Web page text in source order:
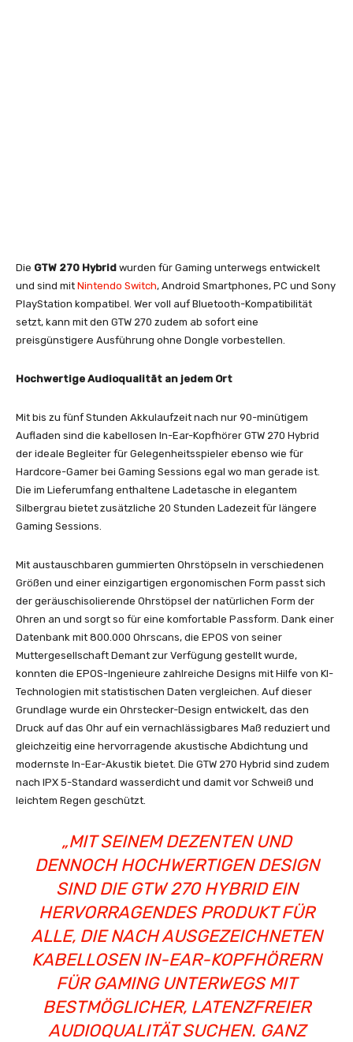
Die GTW 270 Hybrid wurden für Gaming unterwegs entwickelt
und sind mit Nintendo Switch, Android Smartphones, PC und Sony
PlayStation kompatibel. Wer voll auf Bluetooth-Kompatibilität
setzt, kann mit den GTW 270 zudem ab sofort eine
preisgünstigere Ausführung ohne Dongle vorbestellen.
Hochwertige Audioqualität an jedem Ort
Mit bis zu fünf Stunden Akkulaufzeit nach nur 90-minütigem
Aufladen sind die kabellosen In-Ear-Kopfhörer GTW 270 Hybrid
der ideale Begleiter für Gelegenheitsspieler ebenso wie für
Hardcore-Gamer bei Gaming Sessions egal wo man gerade ist.
Die im Lieferumfang enthaltene Ladetasche in elegantem
Silbergrau bietet zusätzliche 20 Stunden Ladezeit für längere
Gaming Sessions.
Mit austauschbaren gummierten Ohrstöpseln in verschiedenen
Größen und einer einzigartigen ergonomischen Form passt sich
der geräuschisolierende Ohrstöpsel der natürlichen Form der
Ohren an und sorgt so für eine komfortable Passform. Dank einer
Datenbank mit 800.000 Ohrscans, die EPOS von seiner
Muttergesellschaft Demant zur Verfügung gestellt wurde,
konnten die EPOS-Ingenieure zahlreiche Designs mit Hilfe von KI-
Technologien mit statistischen Daten vergleichen. Auf dieser
Grundlage wurde ein Ohrstecker-Design entwickelt, das den
Druck auf das Ohr auf ein vernachlässigbares Maß reduziert und
gleichzeitig eine hervorragende akustische Abdichtung und
modernste In-Ear-Akustik bietet. Die GTW 270 Hybrid sind zudem
nach IPX 5-Standard wasserdicht und damit vor Schweiß und
leichtem Regen geschützt.
„MIT SEINEM DEZENTEN UND
DENNOCH HOCHWERTIGEN DESIGN
SIND DIE GTW 270 HYBRID EIN
HERVORRAGENDES PRODUKT FÜR
ALLE, DIE NACH AUSGEZEICHNETEN
KABELLOSEN IN-EAR-KOPFHÖRERN
FÜR GAMING UNTERWEGS MIT
BESTMÖGLICHER, LATENZFREIER
AUDIOQUALITÄT SUCHEN. GANZ